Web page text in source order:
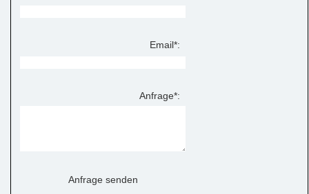
Email*:
Anfrage*: